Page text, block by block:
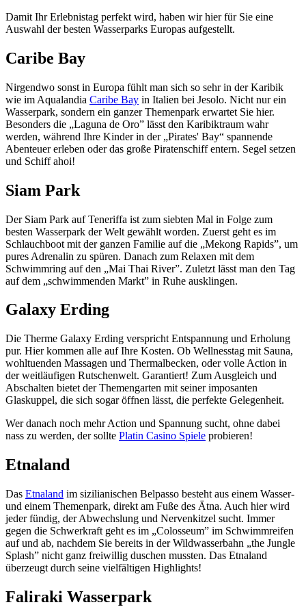
Damit Ihr Erlebnistag perfekt wird, haben wir hier für Sie eine
Auswahl der besten Wasserparks Europas aufgestellt.
Caribe Bay
Nirgendwo sonst in Europa fühlt man sich so sehr in der Karibik
wie im Aqualandia Caribe Bay in Italien bei Jesolo. Nicht nur ein
Wasserpark, sondern ein ganzer Themenpark erwartet Sie hier.
Besonders die „Laguna de Oro” lässt den Karibiktraum wahr
werden, während Ihre Kinder in der „Pirates' Bay“ spannende
Abenteuer erleben oder das große Piratenschiff entern. Segel setzen
und Schiff ahoi!
Siam Park
Der Siam Park auf Teneriffa ist zum siebten Mal in Folge zum
besten Wasserpark der Welt gewählt worden. Zuerst geht es im
Schlauchboot mit der ganzen Familie auf die „Mekong Rapids”, um
pures Adrenalin zu spüren. Danach zum Relaxen mit dem
Schwimmring auf den „Mai Thai River”. Zuletzt lässt man den Tag
auf dem „schwimmenden Markt” in Ruhe ausklingen.
Galaxy Erding
Die Therme Galaxy Erding verspricht Entspannung und Erholung
pur. Hier kommen alle auf Ihre Kosten. Ob Wellnesstag mit Sauna,
wohltuenden Massagen und Thermalbecken, oder volle Action in
der weitläufigen Rutschenwelt. Garantiert! Zum Ausgleich und
Abschalten bietet der Themengarten mit seiner imposanten
Glaskuppel, die sich sogar öffnen lässt, die perfekte Gelegenheit.
Wer danach noch mehr Action und Spannung sucht, ohne dabei
nass zu werden, der sollte Platin Casino Spiele probieren!
Etnaland
Das Etnaland im sizilianischen Belpasso besteht aus einem Wasser-
und einem Themenpark, direkt am Fuße des Ätna. Auch hier wird
jeder fündig, der Abwechslung und Nervenkitzel sucht. Immer
gegen die Schwerkraft geht es im „Colosseum” im Schwimmreifen
auf und ab, nachdem Sie bereits in der Wildwasserbahn „the Jungle
Splash” nicht ganz freiwillig duschen mussten. Das Etnaland
überzeugt durch seine vielfältigen Highlights!
Faliraki Wasserpark